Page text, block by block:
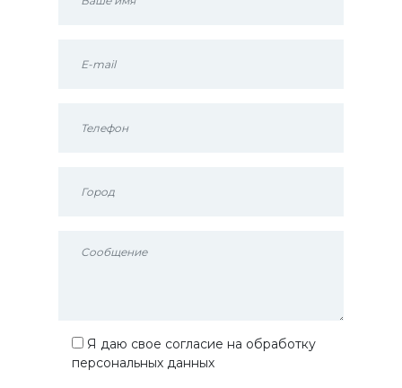
Я даю свое согласие на обработку
персональных данных